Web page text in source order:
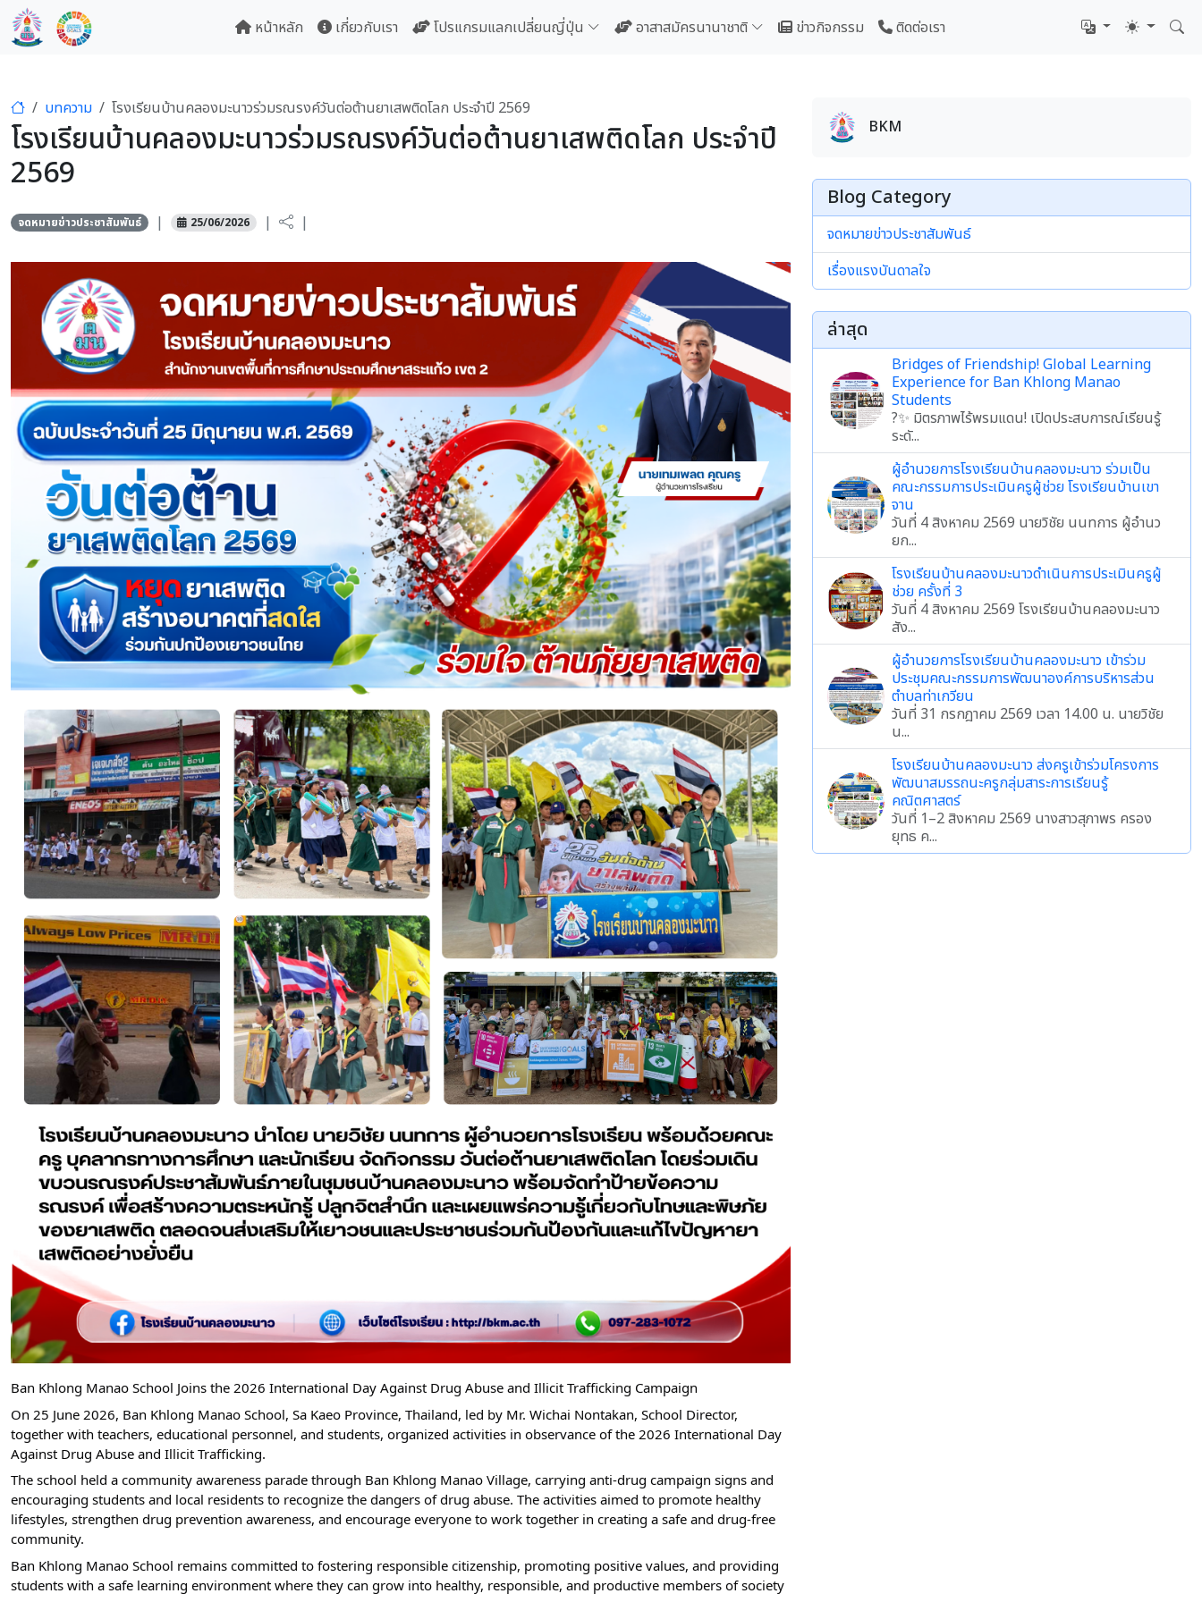
หน้าหลัก เกี่ยวกับเรา โปรแกรมแลกเปลี่ยนญี่ปุ่น อาสาสมัครนานาชาติ ข่าวกิจกรรม ติดต่อเรา
บทความ โรงเรียนบ้านคลองมะนาวร่วมรณรงค์วันต่อต้านยาเสพติดโลก ประจำปี 2569
โรงเรียนบ้านคลองมะนาวร่วมรณรงค์วันต่อต้านยาเสพติดโลก ประจำปี
2569
จดหมายข่าวประชาสัมพันธ์ | 25/06/2026 | |
Ban Khlong Manao School Joins the 2026 International Day Against Drug Abuse and Illicit Trafficking Campaign
On 25 June 2026, Ban Khlong Manao School, Sa Kaeo Province, Thailand, led by Mr. Wichai Nontakan, School Director,
together with teachers, educational personnel, and students, organized activities in observance of the 2026 International Day
Against Drug Abuse and Illicit Trafficking.
The school held a community awareness parade through Ban Khlong Manao Village, carrying anti-drug campaign signs and
encouraging students and local residents to recognize the dangers of drug abuse. The activities aimed to promote healthy
lifestyles, strengthen drug prevention awareness, and encourage everyone to work together in creating a safe and drug-free
community.
Ban Khlong Manao School remains committed to fostering responsible citizenship, promoting positive values, and providing
students with a safe learning environment where they can grow into healthy, responsible, and productive members of society
BKM
Blog Category
จดหมายข่าวประชาสัมพันธ์
เรื่องแรงบันดาลใจ
ล่าสุด
Bridges of Friendship! Global Learning
Experience for Ban Khlong Manao
Students
?✨ มิตรภาพไร้พรมแดน! เปิดประสบการณ์เรียนรู้
ระดั...
ผู้อำนวยการโรงเรียนบ้านคลองมะนาว ร่วมเป็น
คณะกรรมการประเมินครูผู้ช่วย โรงเรียนบ้านเขา
จาน
วันที่ 4 สิงหาคม 2569 นายวิชัย นนทการ ผู้อำนว
ยก...
โรงเรียนบ้านคลองมะนาวดำเนินการประเมินครูผู้
ช่วย ครั้งที่ 3
วันที่ 4 สิงหาคม 2569 โรงเรียนบ้านคลองมะนาว
สัง...
ผู้อำนวยการโรงเรียนบ้านคลองมะนาว เข้าร่วม
ประชุมคณะกรรมการพัฒนาองค์การบริหารส่วน
ตำบลท่าเกวียน
วันที่ 31 กรกฎาคม 2569 เวลา 14.00 น. นายวิชัย
น...
โรงเรียนบ้านคลองมะนาว ส่งครูเข้าร่วมโครงการ
พัฒนาสมรรถนะครูกลุ่มสาระการเรียนรู้
คณิตศาสตร์
วันที่ 1–2 สิงหาคม 2569 นางสาวสุภาพร ครอง
ยุทธ ค...